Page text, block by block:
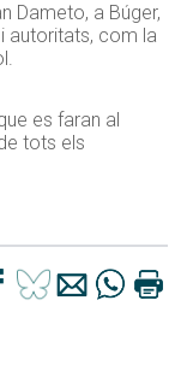
Dameto, a Búger,
autoritats, com la
es faran al
tots els